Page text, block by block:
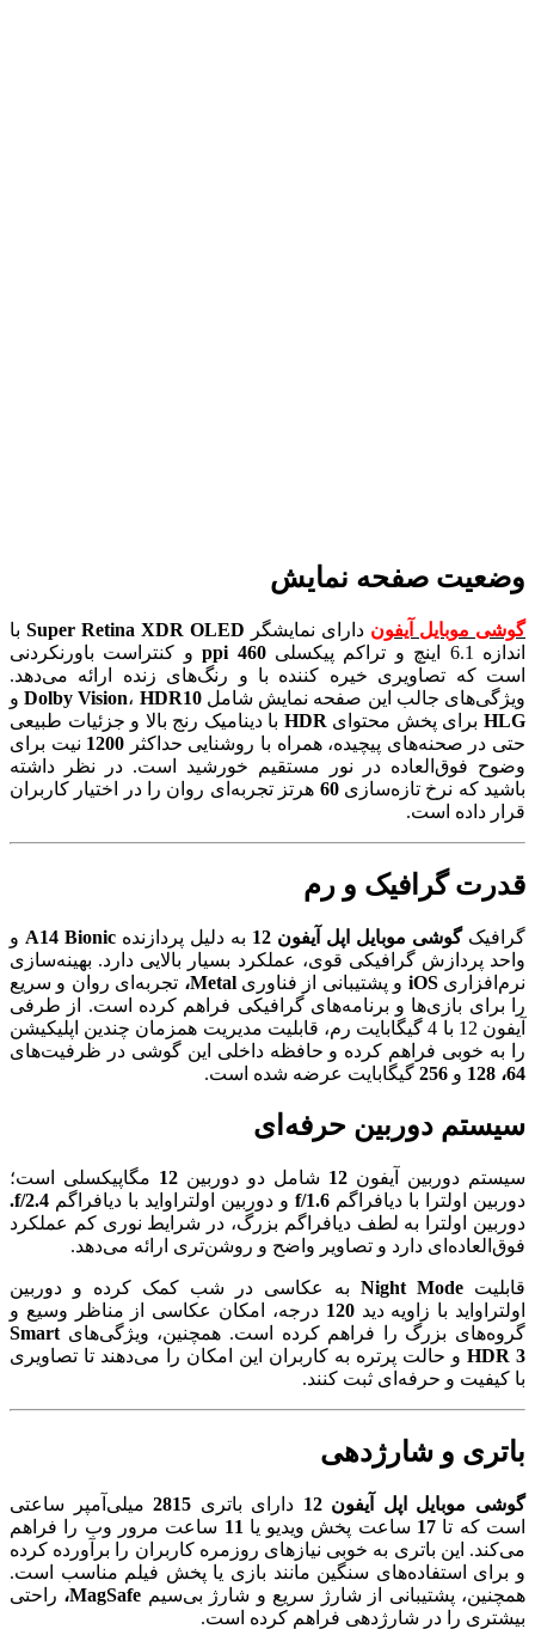
وضعیت صفحه نمایش
گوشی موبایل آیفون دارای نمایشگر Super Retina XDR OLED با
اندازه 6.1 اینچ و تراکم پیکسلی
460 ppi
و کنتراست باورنکردنی
است که تصاویری خیره‌ کننده با و رنگ‌های زنده ارائه می‌دهد.
ویژگی‌های جالب این صفحه نمایش شامل
Dolby Vision، HDR10
و
HLGبرای پخش محتوای HDR با دینامیک رنج بالا و جزئیات طبیعی
حتی در صحنه‌های پیچیده، همراه با روشنایی حداکثر 1200 نیت برای
وضوح فوق‌العاده در نور مستقیم خورشید است. در نظر داشته
باشید که نرخ تازه‌سازی60 هرتز تجربه‌ای روان را در اختیار کاربران
قرار داده است.
قدرت گرافیک و رم
گرافیکگوشی موبایل اپل آیفون 12 به دلیل پردازنده A14 Bionic و
واحد پردازش گرافیکی قوی، عملکرد بسیار بالایی دارد. بهینه‌سازی
نرم‌افزاریiOS و پشتیبانی از فناوریMetal، تجربه‌ای روان و سریع
را برای بازی‌ها و برنامه‌های گرافیکی فراهم کرده است. از طرفی
آیفون 12 با 4 گیگابایت رم، قابلیت مدیریت همزمان چندین اپلیکیشن
را به‌ خوبی فراهم کرده و حافظه داخلی این گوشی در ظرفیت‌های
64، 128
و 256 گیگابایت عرضه شده است.
سیستم دوربین حرفه‌ای
سیستم دوربین آیفون 12 شامل دو دوربین 12 مگاپیکسلی است؛
دوربین اولترا با دیافراگم f/1.6 و دوربین اولتراواید با دیافراگم f/2.4.
دوربین اولترا به لطف دیافراگم بزرگ، در شرایط نوری کم عملکرد
فوق‌العاده‌ای دارد و تصاویر واضح و روشن‌تری ارائه می‌دهد.
قابلیت Night Mode به عکاسی در شب کمک کرده و دوربین
اولتراواید با زاویه دید120 درجه، امکان عکاسی از مناظر وسیع و
گروه‌های بزرگ را فراهم کرده است. همچنین، ویژگی‌های Smart
HDR 3
و حالت پرتره به کاربران این امکان را می‌دهند تا تصاویری
با کیفیت و حرفه‌ای ثبت کنند.
باتری و شارژدهی
گوشی موبایل اپل آیفون 12 دارای باتری 2815میلی‌آمپر ساعتی
است که تا 17 ساعت پخش ویدیو یا 11 ساعت مرور وب را فراهم
می‌کند. این باتری به خوبی نیازهای روزمره کاربران را برآورده کرده
و برای استفاده‌های سنگین مانند بازی یا پخش فیلم مناسب است.
همچنین، پشتیبانی از شارژ سریع و شارژ بی‌سیم MagSafe،
راحتی
بیشتری را در شارژدهی فراهم کرده است.